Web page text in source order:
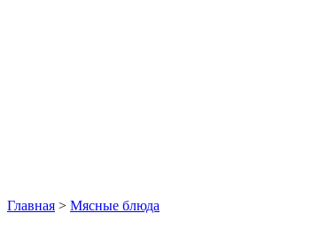
Главная > Мясные блюда